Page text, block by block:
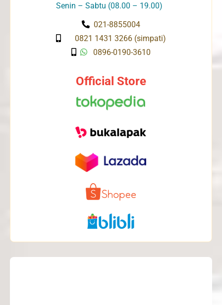
Senin – Sabtu (08.00 – 19.00)
021-8855004
0821 1431 3266 (simpati)
0896-0190-3610
Official Store